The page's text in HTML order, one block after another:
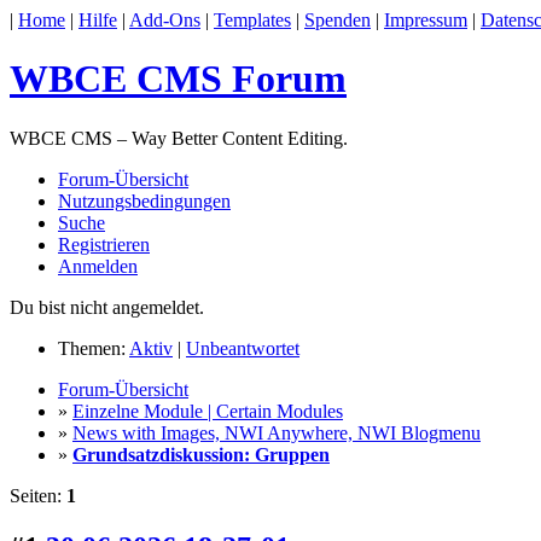
| Home | Hilfe | Add-Ons | Templates | Spenden | Impressum |
WBCE CMS Forum
WBCE CMS – Way Better Content Editing.
Forum-Übersicht
Nutzungsbedingungen
Suche
Registrieren
Anmelden
Du bist nicht angemeldet.
Themen: Aktiv | Unbeantwortet
Forum-Übersicht
» Einzelne Module | Certain Modules
» News with Images, NWI Anywhere, NWI Blogmenu
» Grundsatzdiskussion: Gruppen
Seiten: 1